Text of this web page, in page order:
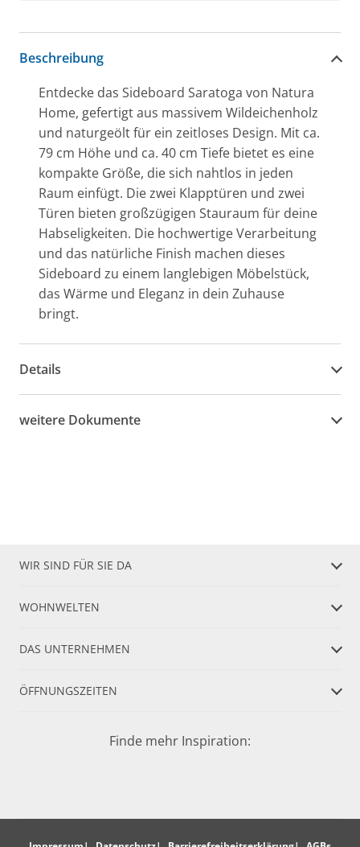
Beschreibung
Entdecke das Sideboard Saratoga von Natura
Home, gefertigt aus massivem Wildeichenholz
und naturgeölt für ein zeitloses Design. Mit ca.
79 cm Höhe und ca. 40 cm Tiefe bietet es eine
kompakte Größe, die sich nahtlos in jeden
Raum einfügt. Die zwei Klapptüren und zwei
Türen bieten großzügigen Stauraum für deine
Habseligkeiten. Die hochwertige Verarbeitung
und das natürliche Finish machen dieses
Sideboard zu einem langlebigen Möbelstück,
das Wärme und Eleganz in dein Zuhause
bringt.
Details
weitere Dokumente
WIR SIND FÜR SIE DA
WOHNWELTEN
DAS UNTERNEHMEN
ÖFFNUNGSZEITEN
Finde mehr Inspiration: